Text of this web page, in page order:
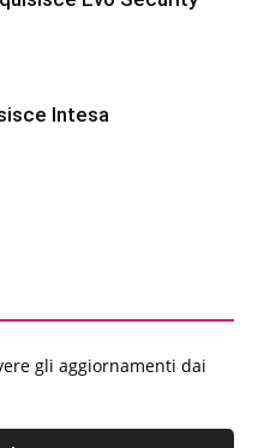
Intesa
gli aggiornamenti dai